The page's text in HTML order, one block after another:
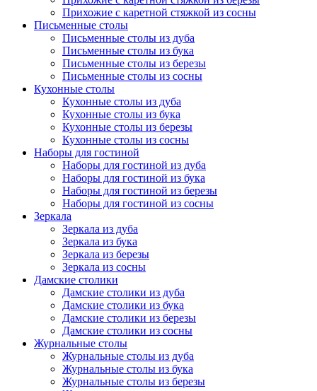
Прихожие с каретной стяжкой из сосны
Письменные столы
Письменные столы из дуба
Письменные столы из бука
Письменные столы из березы
Письменные столы из сосны
Кухонные столы
Кухонные столы из дуба
Кухонные столы из бука
Кухонные столы из березы
Кухонные столы из сосны
Наборы для гостиной
Наборы для гостиной из дуба
Наборы для гостиной из бука
Наборы для гостиной из березы
Наборы для гостиной из сосны
Зеркала
Зеркала из дуба
Зеркала из бука
Зеркала из березы
Зеркала из сосны
Дамские столики
Дамские столики из дуба
Дамские столики из бука
Дамские столики из березы
Дамские столики из сосны
Журнальные столы
Журнальные столы из дуба
Журнальные столы из бука
Журнальные столы из березы